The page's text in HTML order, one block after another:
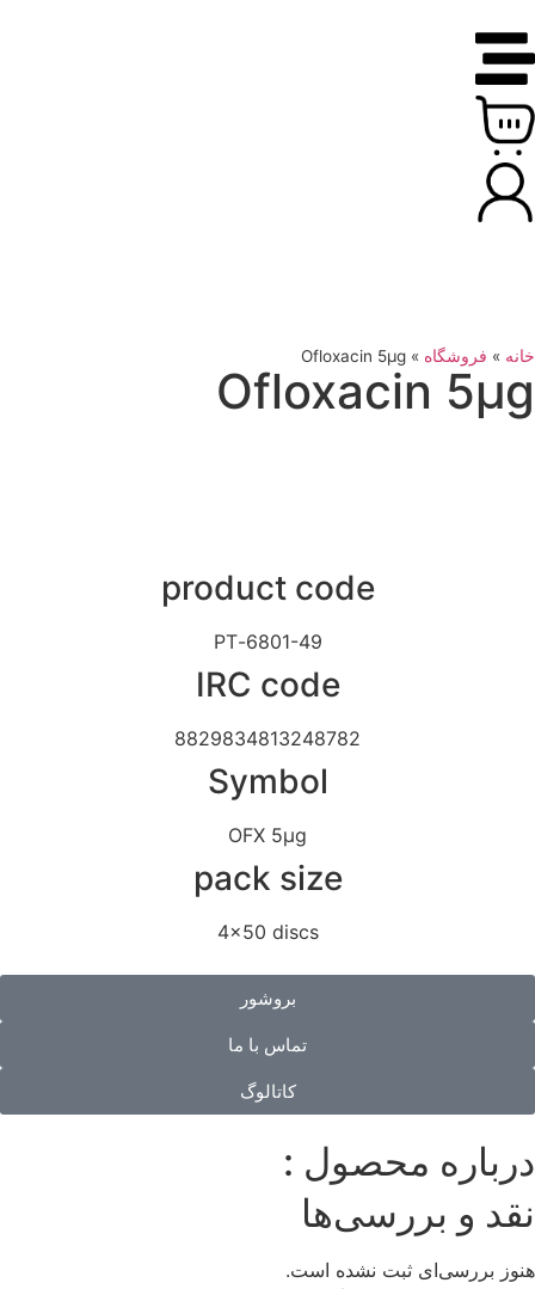
خانه » فروشگاه »
Ofloxacin 5μg
Ofloxacin 5μg
product code
6801-49-PT
IRC code
8829834813248782
Symbol
OFX 5μg
pack size
4x50 discs
بروشور
تماس با ما
کاتالوگ
درباره محصول :
نقد و بررسی‌ها
هنوز بررسی‌ای ثبت نشده است.